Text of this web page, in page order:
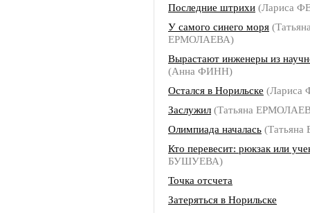
Последние штрихи (Лариса
У самого синего моря
ЕРМОЛАЕВА)
Вырастают инженеры из
(Анна ФИНН)
Остался в Норильске
Заслужил (Татьяна
Олимпиада началась
Кто перевесит: рюкзак или
БУШУЕВА)
Точка отсчета
Затеряться в Норильске